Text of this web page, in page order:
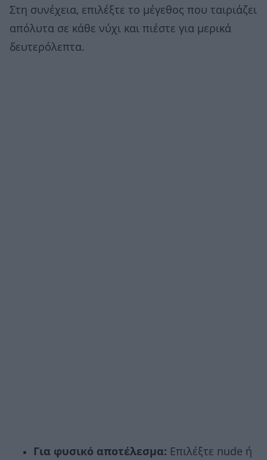
Στη συνέχεια, επιλέξτε το μέγεθος που ταιριάζει
απόλυτα σε κάθε νύχι και πιέστε για μερικά
δευτερόλεπτα.
Για φυσικό αποτέλεσμα: Επιλέξτε nude ή